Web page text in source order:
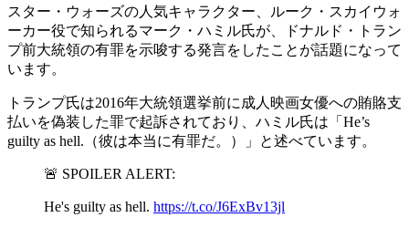
スター・ウォーズの人気キャラクター、ルーク・スカイウォ
ーカー役で知られるマーク・ハミル氏が、ドナルド・トラン
プ前大統領の有罪を示唆する発言をしたことが話題になって
います。
トランプ氏は2016年大統領選挙前に成人映画女優への賄賂支
払いを偽装した罪で起訴されており、ハミル氏は「He’s
guilty as hell.（彼は本当に有罪だ。）」と述べています。
🚨 SPOILER ALERT:
He's guilty as hell. https://t.co/J6ExBv13jl